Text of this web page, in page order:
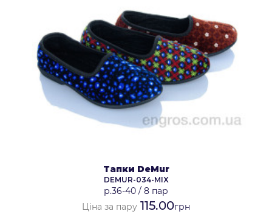
Тапки DeMur
DEMUR-034-MIX
р.36-40 / 8 пар
Ціна за пару 115.00грн